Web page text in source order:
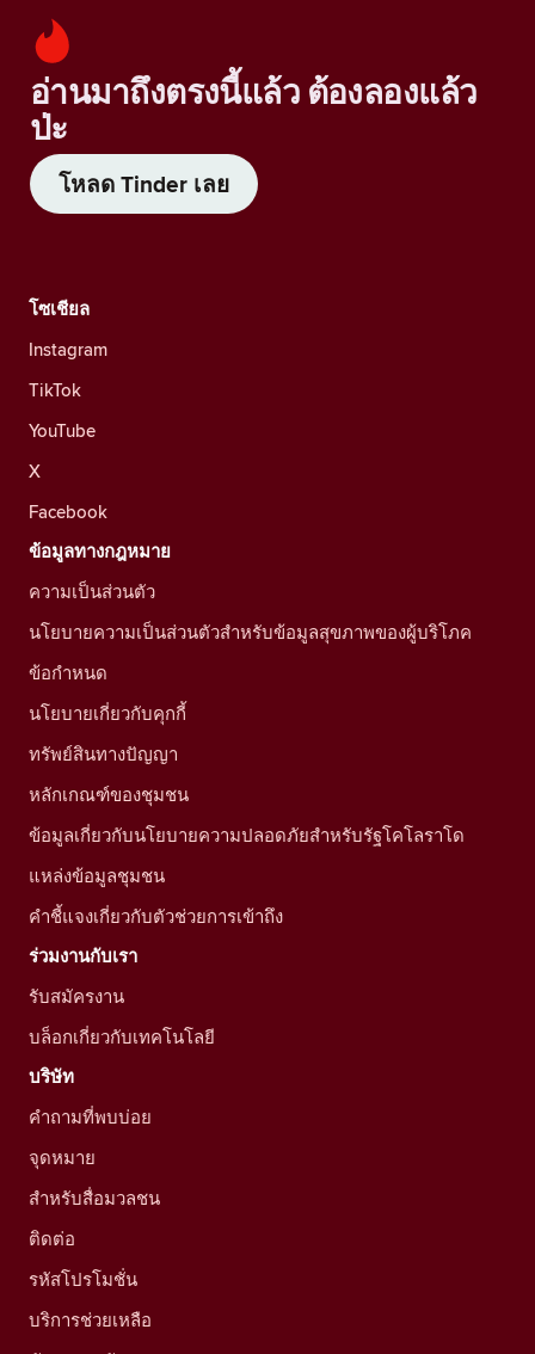
อ่านมาถึงตรงนี้แล้ว ต้องลองแล้ว
ป่ะ
โหลด Tinder เลย
โซเชียล
Instagram
TikTok
YouTube
X
Facebook
ข้อมูลทางกฎหมาย
ความเป็นส่วนตัว
นโยบายความเป็นส่วนตัวสำหรับข้อมูลสุขภาพของผู้บริโภค
ข้อกำหนด
นโยบายเกี่ยวกับคุกกี้
ทรัพย์สินทางปัญญา
หลักเกณฑ์ของชุมชน
ข้อมูลเกี่ยวกับนโยบายความปลอดภัยสำหรับรัฐโคโลราโด
แหล่งข้อมูลชุมชน
คำชี้แจงเกี่ยวกับตัวช่วยการเข้าถึง
ร่วมงานกับเรา
รับสมัครงาน
บล็อกเกี่ยวกับเทคโนโลยี
บริษัท
คำถามที่พบบ่อย
จุดหมาย
สำหรับสื่อมวลชน
ติดต่อ
รหัสโปรโมชั่น
บริการช่วยเหลือ